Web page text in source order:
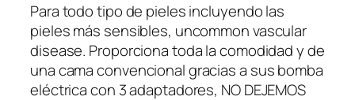
Para todo tipo de pieles incluyendo las
pieles más sensibles, uncommon vascular
disease. Proporciona toda la comodidad y de
una cama convencional gracias a sus bomba
eléctrica con 3 adaptadores, NO DEJEMOS